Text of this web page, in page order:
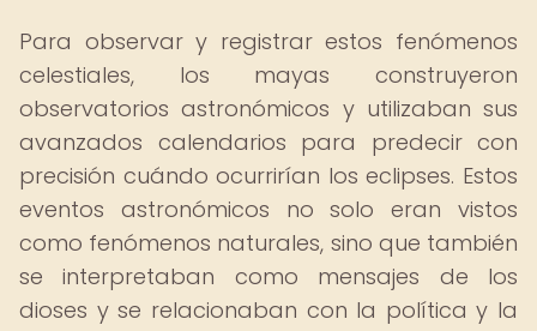
Para observar y registrar estos fenómenos
celestiales, los mayas construyeron
observatorios astronómicos y utilizaban sus
avanzados calendarios para predecir con
precisión cuándo ocurrirían los eclipses. Estos
eventos astronómicos no solo eran vistos
como fenómenos naturales, sino que también
se interpretaban como mensajes de los
dioses y se relacionaban con la política y la